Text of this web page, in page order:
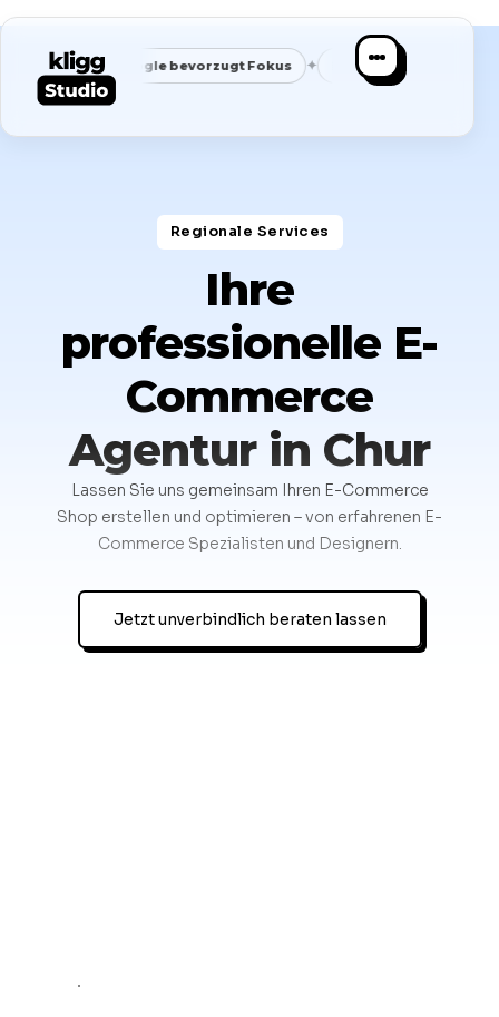
Google bevorzugt Fokus ✦ Passende Anfragen statt Masse
Regionale Services​
Ihre
professionelle E-
Commerce
Agentur in Chur
Lassen Sie uns gemeinsam Ihren E-Commerce
Shop erstellen und optimieren – von erfahrenen E-
Commerce Spezialisten und Designern.
Jetzt unverbindlich beraten lassen